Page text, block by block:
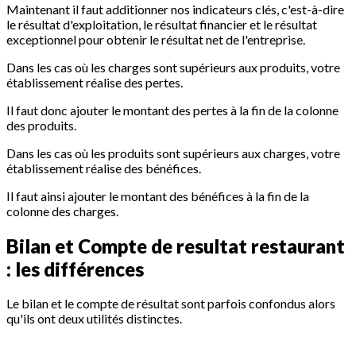
Maintenant il faut additionner nos indicateurs clés, c'est-à-dire
le résultat d'exploitation, le résultat financier et le résultat
exceptionnel pour obtenir le résultat net de l'entreprise.
Dans les cas où les charges sont supérieurs aux produits, votre
établissement réalise des pertes.
Il faut donc ajouter le montant des pertes à la fin de la colonne
des produits.
Dans les cas où les produits sont supérieurs aux charges, votre
établissement réalise des bénéfices.
Il faut ainsi ajouter le montant des bénéfices à la fin de la
colonne des charges.
Bilan et Compte de resultat restaurant
: les différences
Le bilan et le compte de résultat sont parfois confondus alors
qu'ils ont deux utilités distinctes.